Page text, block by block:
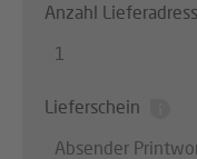
Anzahl
1
Lieferschein
Absender